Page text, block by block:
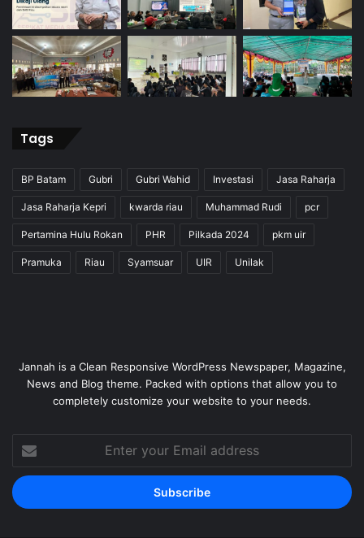
Tags
BP Batam Gubri Gubri Wahid Investasi Jasa Raharja
Jasa Raharja Kepri kwarda riau Muhammad Rudi pcr
Pertamina Hulu Rokan PHR Pilkada 2024 pkm uir
Pramuka Riau Syamsuar UIR Unilak
Jannah is a Clean Responsive WordPress Newspaper, Magazine,
News and Blog theme. Packed with options that allow you to
completely customize your website to your needs.
your
Email
address